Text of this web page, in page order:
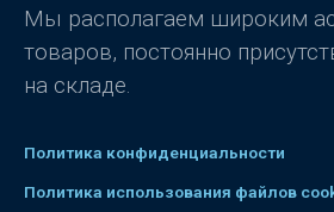
Мы располагаем широким
товаров, постоянно
на складе.
Политика конфиденциальности
Политика использования файлов